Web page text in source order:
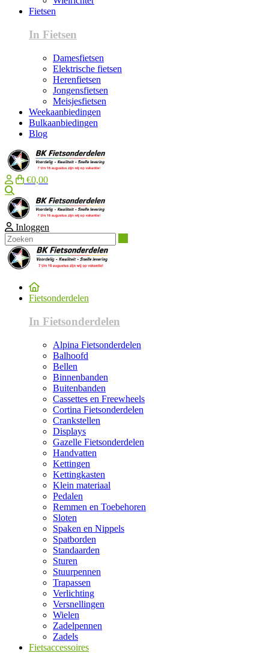
Fietsen
In Fietsen
Damesfietsen
Elektrische fietsen
Herenfietsen
Jongensfietsen
Meisjesfietsen
Weekaanbiedingen
Bulkaanbiedingen
Blog
€0,00
Inloggen
Fietsonderdelen
In Fietsonderdelen
Alpina Fietsonderdelen
Balhoofd
Bellen
Binnenbanden
Buitenbanden
Cassettes en Freewheels
Cortina Fietsonderdelen
Crankstellen
Displays
Gazelle Fietsonderdelen
Handvatten
Kettingen
Kettingkasten
Klein materiaal
Pedalen
Remmen en Toebehoren
Sloten
Spaken en Nippels
Spatborden
Standaarden
Sturen
Stuurpennen
Trapassen
Verlichting
Versnellingen
Wielen
Zadelpennen
Zadels
Fietsaccessoires